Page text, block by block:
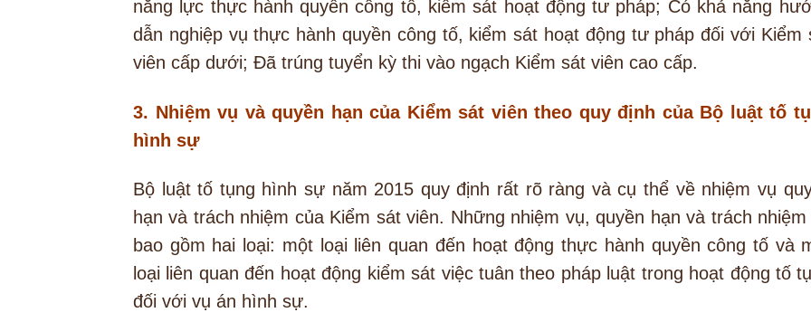
năng lực thực hành quyền công tố, kiểm sát hoạt động tư pháp; Có khả năng
dẫn nghiệp vụ thực hành quyền công tố, kiểm sát hoạt động tư pháp đối với Kiểm
viên cấp dưới; Đã trúng tuyển kỳ thi vào ngạch Kiểm sát viên cao cấp.
3. Nhiệm vụ và quyền hạn của Kiểm sát viên theo quy định của Bộ luật tố
hình sự
Bộ luật tố tụng hình sự năm 2015 quy định rất rõ ràng và cụ thể về nhiệm vụ
hạn và trách nhiệm của Kiểm sát viên. Những nhiệm vụ, quyền hạn và trách nhiệm
bao gồm hai loại: một loại liên quan đến hoạt động thực hành quyền công tố và
loại liên quan đến hoạt động kiểm sát việc tuân theo pháp luật trong hoạt động tố
đối với vụ án hình sự.